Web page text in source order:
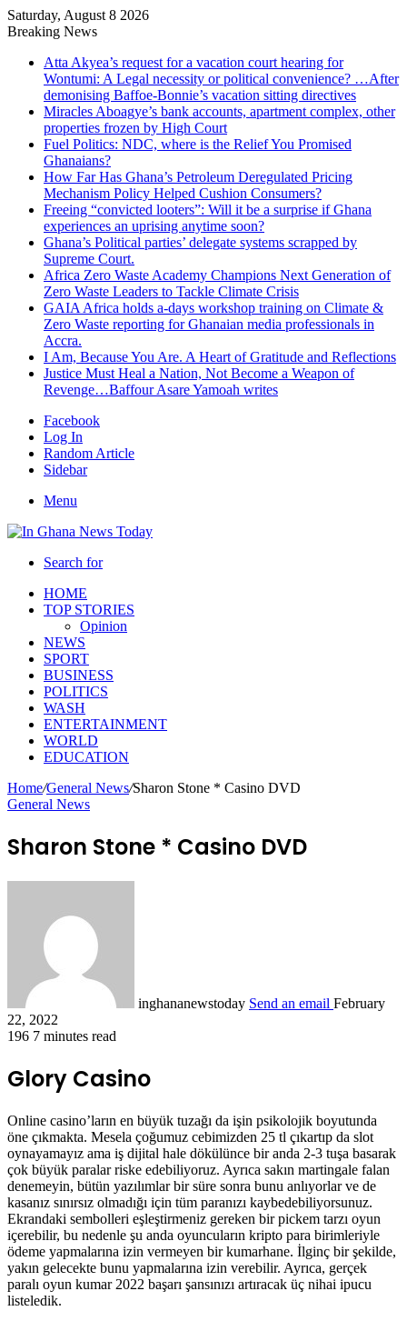
Saturday, August 8 2026
Breaking News
Atta Akyea’s request for a vacation court hearing for
Wontumi: A Legal necessity or political convenience? …After
demonising Baffoe-Bonnie’s vacation sitting directives
Miracles Aboagye’s bank accounts, apartment complex, other
properties frozen by High Court
Fuel Politics: NDC, where is the Relief You Promised
Ghanaians?
How Far Has Ghana’s Petroleum Deregulated Pricing
Mechanism Policy Helped Cushion Consumers?
Freeing “convicted looters”: Will it be a surprise if Ghana
experiences an uprising anytime soon?
Ghana’s Political parties’ delegate systems scrapped by
Supreme Court.
Africa Zero Waste Academy Champions Next Generation of
Zero Waste Leaders to Tackle Climate Crisis
GAIA Africa holds a-days workshop training on Climate &
Zero Waste reporting for Ghanaian media professionals in
Accra.
I Am, Because You Are. A Heart of Gratitude and Reflections
Justice Must Heal a Nation, Not Become a Weapon of
Revenge…Baffour Asare Yamoah writes
Facebook
Log In
Random Article
Sidebar
Menu
Search for
HOME
TOP STORIES
Opinion
NEWS
SPORT
BUSINESS
POLITICS
WASH
ENTERTAINMENT
WORLD
EDUCATION
Home/General News/Sharon Stone * Casino DVD
General News
Sharon Stone * Casino DVD
inghananewstoday Send an email February
22, 2022
196 7 minutes read
Glory Casino
Online casino’ların en büyük tuzağı da işin psikolojik boyutunda
öne çıkmakta. Mesela çoğumuz cebimizden 25 tl çıkartıp da slot
oynayamayız ama iş dijital hale dökülünce bir anda 2-3 tuşa basarak
çok büyük paralar riske edebiliyoruz. Ayrıca sakın martingale falan
denemeyin, bütün yazılımlar bir süre sonra bunu anlıyorlar ve de
kasanız sınırsız olmadığı için tüm paranızı kaybedebiliyorsunuz.
Ekrandaki sembolleri eşleştirmeniz gereken bir pickem tarzı oyun
içerebilir, bu nedenle şu anda oyuncuların kripto para birimleriyle
ödeme yapmalarına izin vermeyen bir kumarhane. İlginç bir şekilde,
yakın gelecekte bunu yapmalarına izin verebilir. Ayrıca, gerçek
paralı oyun kumar 2022 başarı şansınızı artıracak üç nihai ipucu
listeledik.